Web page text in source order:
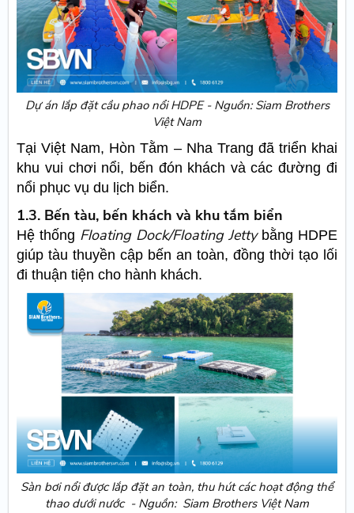
Dự án lắp đặt cầu phao nổi HDPE - Nguồn: Siam Brothers
Việt Nam
Tại Việt Nam, Hòn Tằm – Nha Trang đã triển khai
khu vui chơi nổi, bến đón khách và các đường đi
nổi phục vụ du lịch biển.
1.3. Bến tàu, bến khách và khu tắm biển
Hệ thống Floating Dock/Floating Jettybằng HDPE
giúp tàu thuyền cập bến an toàn, đồng thời tạo lối
đi thuận tiện cho hành khách.
Sàn bơi nổi được lắp đặt an toàn, thu hút các hoạt động thể
thao dưới nước - Nguồn: Siam Brothers Việt Nam